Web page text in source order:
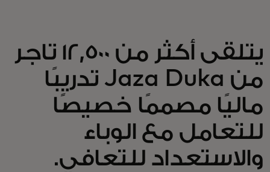
يتلقى أكثر من 12,500 تاجر
من Jaza Duka تدريبًا
ماليًا مصممًا خصيصًا
للتعامل مع الوباء
والاستعداد للتعافي.